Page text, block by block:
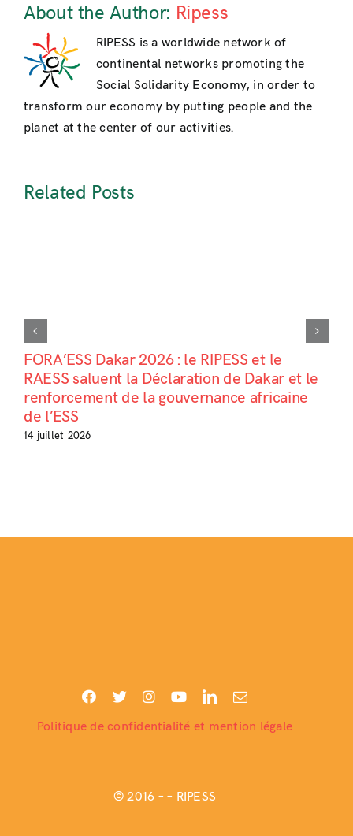
14,
juillet,
Nairobi,
Kenya
About the Author: Ripess
RIPESS is a worldwide network of
continental networks promoting the
Social Solidarity Economy, in order to
transform our economy by putting people and the
planet at the center of our activities.
Related Posts
FORA’ESS Dakar 2026 : le RIPESS et le
RAESS saluent la Déclaration de Dakar et le
renforcement de la gouvernance africaine
de l’ESS
14 juillet 2026
Politique de confidentialité et mention légale
© 2016 –– RIPESS